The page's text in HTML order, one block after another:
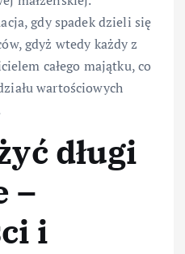
gdy spadek dzieli się
gdyż wtedy każdy z
całego majątku, co
wartościowych
długi
–
i